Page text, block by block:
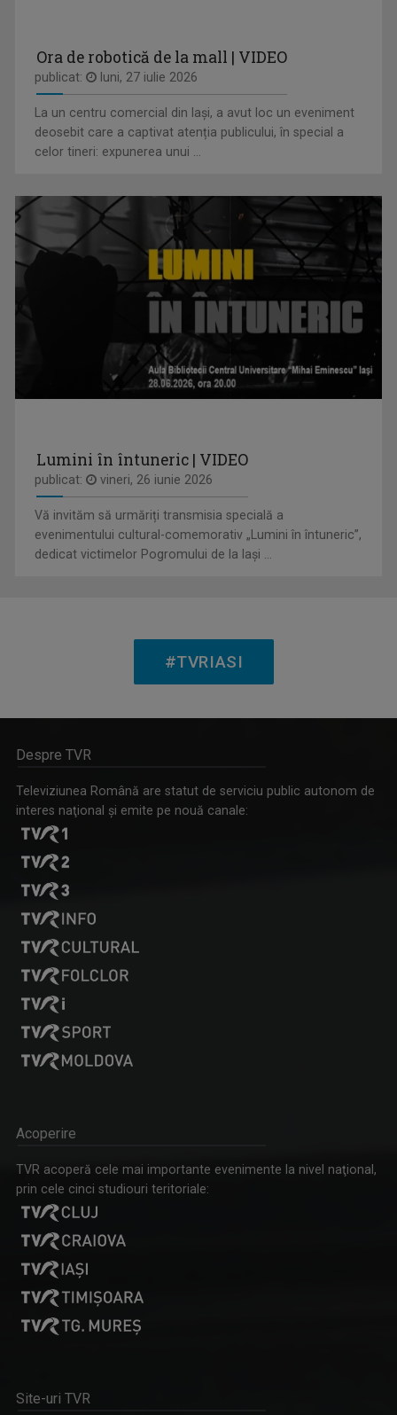
SPAȚIUL DECIZILOR
Dezbatere politică la care participă ...
FORUM ECONOMIC
Dezbatere pe teme economice
ENERGIA Z
„Energia Z” evocă dinamismul tinerilor care, ...
PRIDVOARELE CREDINȚEI
Emisiune cu specific religios (ortodox)
EDUCAȚIA LA ZI
Dezbatere pe subiecte din învățământul ...
STELIANA ORĂŞANU
Vă întâlniţi cu Steliana Orăşanu la ...
TVR Iaşi înseamnă exact jumătate din viaţa ...
RALUCA AFTENE
Realizator de emisiuni şi prezentator la TVR ...
A început să lucreze la TVR Iaşi în 1998 în ...
Ora de robotică de la mall | VIDEO
publicat: luni, 27 iulie 2026
La un centru comercial din Iași, a avut loc un eveniment
deosebit care a captivat atenția publicului, în special a
celor tineri: expunerea unui ...
Lumini în întuneric | VIDEO
publicat: vineri, 26 iunie 2026
Vă invităm să urmăriți transmisia specială a
evenimentului cultural-comemorativ „Lumini în întuneric”,
dedicat victimelor Pogromului de la Iași ...
#TVRIASI
Despre TVR
Televiziunea Română are statut de serviciu public autonom de
interes naţional şi emite pe nouă canale:
Acoperire
TVR acoperă cele mai importante evenimente la nivel naţional,
prin cele cinci studiouri teritoriale:
Site-uri TVR